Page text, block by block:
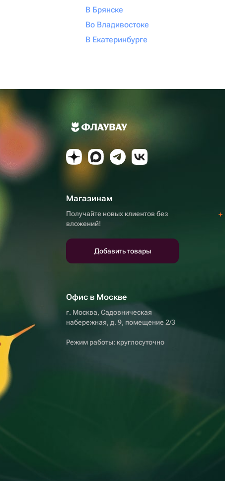
В Брянске
Во Владивостоке
В Екатеринбурге
Магазинам
Получайте новых клиентов без
вложений!
Добавить товары
Офис в Москве
г. Москва, Садовническая
набережная, д. 9, помещение 2/3
Режим работы: круглосуточно